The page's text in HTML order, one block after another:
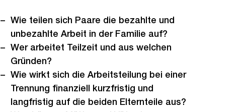
Wie teilen sich Paare die bezahlte und
unbezahlte Arbeit in der Familie auf?
Wer arbeitet Teilzeit und aus welchen
Gründen?
Wie wirkt sich die Arbeitsteilung bei einer
Trennung finanziell kurzfristig und
langfristig auf die beiden Elternteile aus?